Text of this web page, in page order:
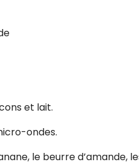
et lait.
ondes.
le beurre d’amande,